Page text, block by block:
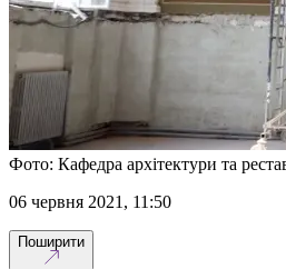
Фото: Кафедра архітектури та
06 червня 2021, 11:50
Поширити